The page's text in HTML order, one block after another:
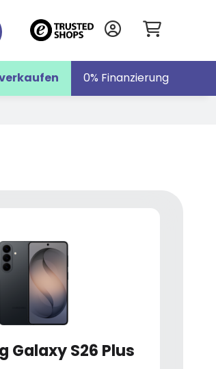
0% Finanzierung
S26 Galaxy Z Fold7
Galaxy S26 Plus